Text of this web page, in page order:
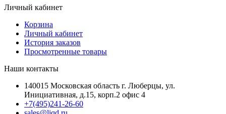
Личный кабинет
Корзина
Личный кабинет
История заказов
Просмотренные товары
Наши контакты
140015 Московская область г. Люберцы, ул.
Инициативная, д.15, корп.2 офис 4
+7(495)241-26-60